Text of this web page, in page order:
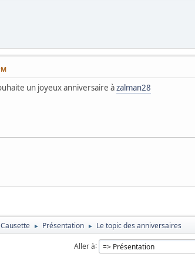
un joyeux anniversaire àzalman28
► Présentation ► Le topic des anniversaires
Aller à